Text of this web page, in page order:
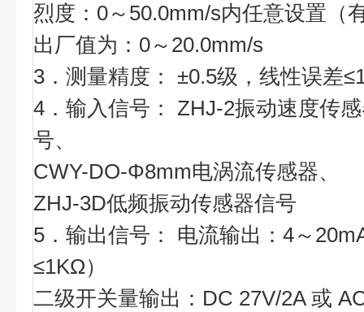
烈度：0～50.0mm/s内任意设置（
出厂值为：0～20.0mm/s
3．测量精度： ±0.5级，线性误差
4．输入信号： ZHJ-2振动速度传
号、
CWY-DO-Φ8mm电涡流传感器、
ZHJ-3D低频振动传感器信号
5．输出信号： 电流输出：4～
≤1KΩ）
二级开关量输出：DC 27V/2A 或